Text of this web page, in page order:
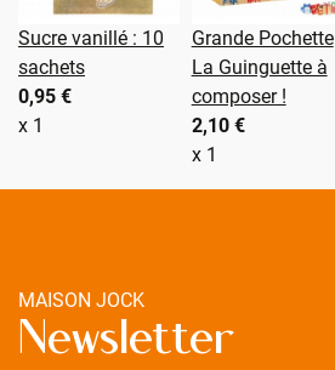
Sucre vanillé : 10
sachets
0,95 €
x 1
Grande Pochette
La Guinguette à
composer !
2,10 €
x 1
MAISON JOCK
Newsletter